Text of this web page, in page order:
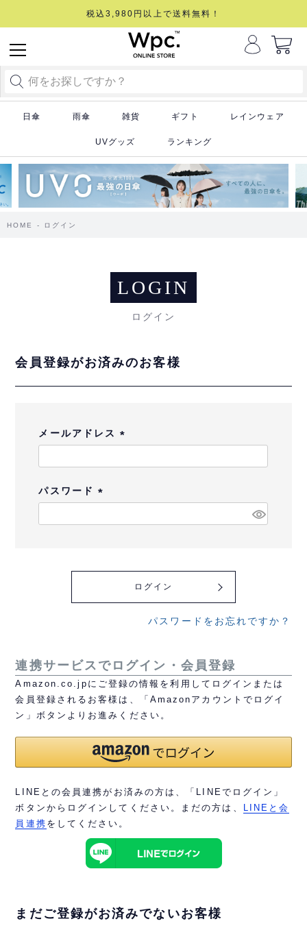
税込3,980円以上で送料無料！
日傘 雨傘 雑貨 ギフト レインウェア
UVグッズ ランキング
HOME ログイン
LOGIN
ログイン
会員登録がお済みのお客様
メールアドレス
必
パスワード
必
ログイン
パスワードをお忘れですか？
連携サービスでログイン・会員登録
Amazon.co.jpにご登録の情報を利用してログインまたは
会員登録されるお客様は、「Amazonアカウントでログイ
ン」ボタンよりお進みください。
LINEとの会員連携がお済みの方は、「LINEでログイン」
ボタンからログインしてください。まだの方は、
LINEと会
員連携 をしてください。
まだご登録がお済みでないお客様